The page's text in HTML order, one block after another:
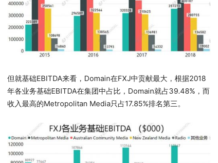
但就基础EBITDA来看，Domain在FXJ中贡献最大，根据2018
年各业务基础EBITDA在集团中占比，Domain就占39.48%，而
收入最高的Metropolitan Media只占17.85%排名第三。